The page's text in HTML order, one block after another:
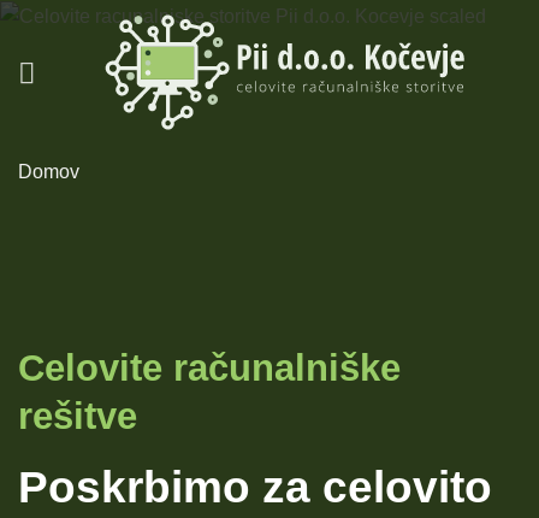
Skoči
Domov
Celovite računalniške
rešitve
Poskrbimo za celovito